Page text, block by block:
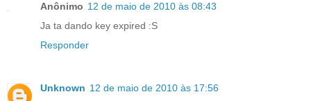
Anônimo 12 de maio de 2010 às 08:43
Ja ta dando key expired :S
Responder
Unknown 12 de maio de 2010 às 17:56